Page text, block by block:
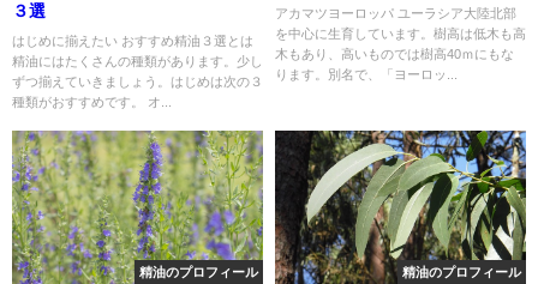
３選
はじめに揃えたい おすすめ精油３選とは
精油にはたくさんの種類があります。少し
ずつ揃えていきましょう。はじめは次の３
種類がおすすめです。 オ...
アカマツヨーロッパ ユーラシア大陸北部
を中心に生育しています。樹高は低木も高
木もあり、高いものでは樹高40ｍにもな
ります。別名で、「ヨーロッ...
精油のプロフィール 精油のプロフィール